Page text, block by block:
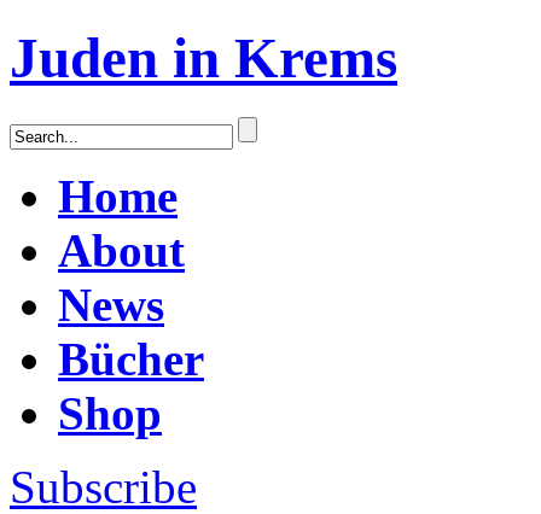
Juden in Krems
Home
About
News
Bücher
Shop
Subscribe